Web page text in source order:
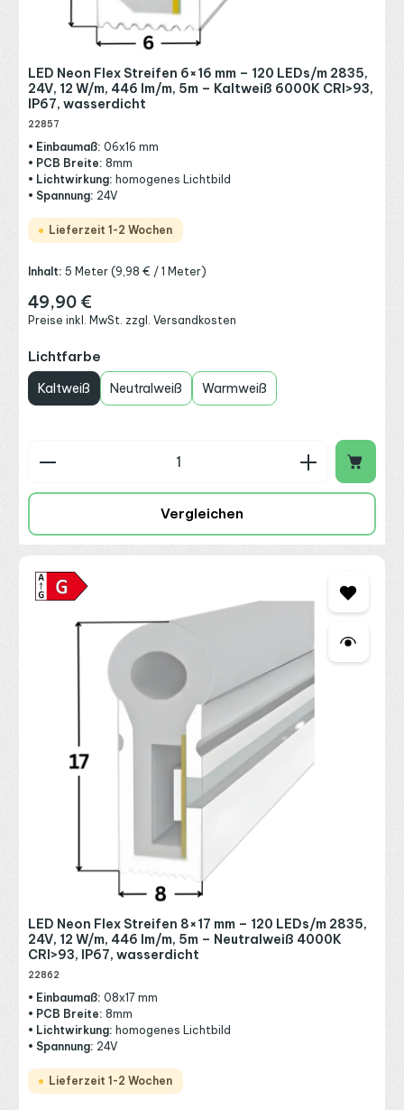
LED Neon Flex Streifen 6×16 mm – 120 LEDs/m 2835,
24V, 12 W/m, 446 lm/m, 5m – Kaltweiß 6000K CRI>93,
IP67, wasserdicht
22857
• Einbaumaß: 06x16 mm
• PCB Breite: 8mm
• Lichtwirkung: homogenes Lichtbild
• Spannung: 24V
Lieferzeit 1-2 Wochen
Inhalt:5 Meter(9,98 € / 1 Meter)
Regulärer Preis:
49,90 €
Preise inkl. MwSt. zzgl. Versandkosten
Lichtfarbe
Kaltweiß Neutralweiß Warmweiß
Produkt Anzahl: Gib den gewünschten Wert
Vergleichen
LED Neon Flex Streifen 8×17 mm – 120 LEDs/m 2835,
24V, 12 W/m, 446 lm/m, 5m – Neutralweiß 4000K
CRI>93, IP67, wasserdicht
22862
• Einbaumaß: 08x17 mm
• PCB Breite: 8mm
• Lichtwirkung: homogenes Lichtbild
• Spannung: 24V
Lieferzeit 1-2 Wochen